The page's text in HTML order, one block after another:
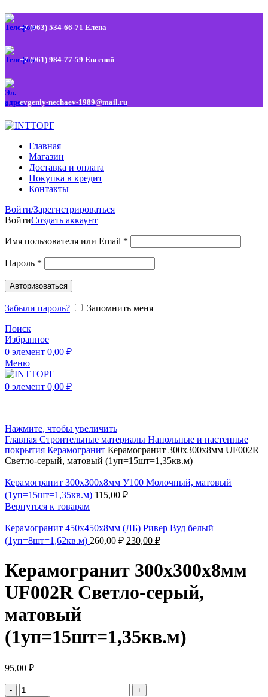
+7 (963) 534-66-71 Елена
+7 (961) 984-77-59 Евгений
evgeniy-nechaev-1989@mail.ru
Главная
Магазин
Доставка и оплата
Покупка в кредит
Контакты
Войти/Зарегистрироваться
ВойтиСоздать аккаунт
Имя пользователя или Email *
Пароль *
Авторизоваться
Забыли пароль?
Запомнить меня
Поиск
Избранное
0 элемент 0,00 ₽
Меню
0 элемент 0,00 ₽
Нажмите, чтобы увеличить
Главная Строительные материалы Напольные и настенные
покрытия Керамогранит Керамогранит 300х300х8мм UF002R
Светло-серый, матовый (1уп=15шт=1,35кв.м)
Керамогранит 300х300х8мм У100 Молочный, матовый
(1уп=15шт=1,35кв.м) 115,00 ₽
Вернуться к товарам
Керамогранит 450х450х8мм (ЛБ) Ривер Вуд белый
(1уп=8шт=1,62кв.м) 260,00₽ 230,00 ₽
Керамогранит 300х300х8мм
UF002R Светло-серый,
матовый
(1уп=15шт=1,35кв.м)
95,00 ₽